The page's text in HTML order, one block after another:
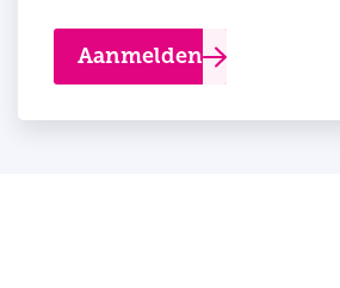
Aanmelden